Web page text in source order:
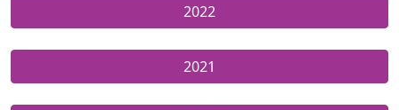
2022
2021